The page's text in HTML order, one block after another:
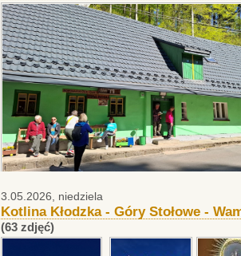
3.05.2026, niedziela
Kotlina Kłodzka - Góry Stołowe -
(63 zdjęć)